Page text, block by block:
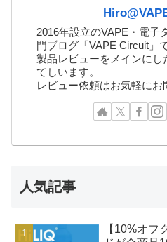
2016年設立のVAPE・電子
門ブログ「VAPE Circuit」
製品レビューをメインにし
てしいます。
レビュー依頼はお気軽にお
人気記事
【10%オフ